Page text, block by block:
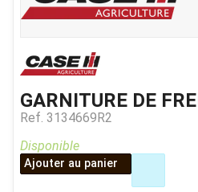
GARNITURE DE
Ref. 3134669R2
Disponible
Ajouter au panier